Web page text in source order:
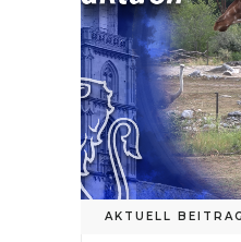
AKTUELL BEITRAG